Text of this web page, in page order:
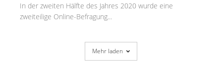
In der zweiten Hälfte des Jahres 2020 wurde eine
zweiteilige Online-Befragung...
Mehr laden